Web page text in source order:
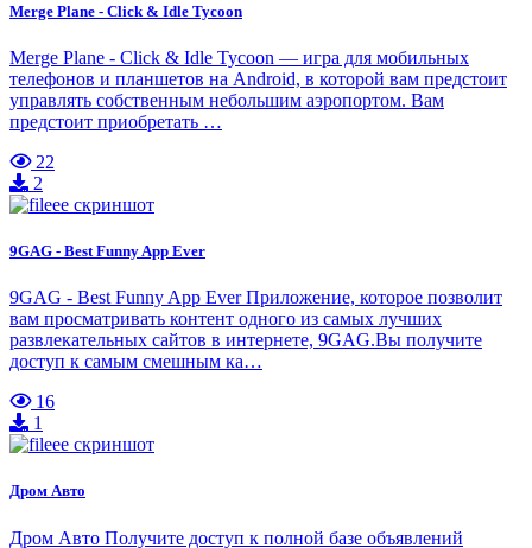
Merge Plane - Click & Idle Tycoon
Merge Plane - Click & Idle Tycoon — игра для мобильных
телефонов и планшетов на Android, в которой вам предстоит
управлять собственным небольшим аэропортом. Вам
предстоит приобретать …
22
2
9GAG - Best Funny App Ever
9GAG - Best Funny App Ever Приложение, которое позволит
вам просматривать контент одного из самых лучших
развлекательных сайтов в интернете, 9GAG.Вы получите
доступ к самым смешным ка…
16
1
Дром Авто
Дром Авто Получите доступ к полной базе объявлений